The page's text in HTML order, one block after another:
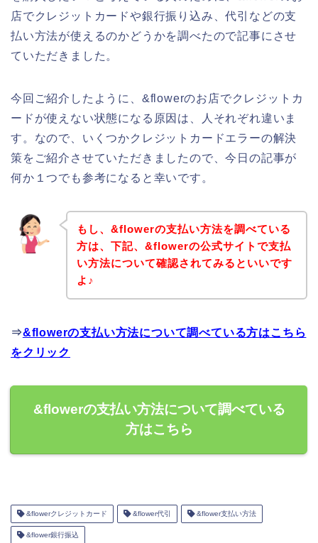
店でクレジットカードや銀行振り込み、代引などの支
払い方法が使えるのかどうかを調べたので記事にさせ
ていただきました。
今回ご紹介したように、&flowerのお店でクレジットカ
ードが使えない状態になる原因は、人それぞれ違いま
す。なので、いくつかクレジットカードエラーの解決
策をご紹介させていただきましたので、今日の記事が
何か１つでも参考になると幸いです。
もし、&flowerの支払い方法を調べている
方は、下記、&flowerの公式サイトで支払
い方法について確認されてみるといいです
よ♪
⇒&flowerの支払い方法について調べている方はこちら
をクリック
&flowerの支払い方法について調べている
方はこちら
&flowerクレジットカード &flower代引 &flower支払い方法
&flower銀行振込